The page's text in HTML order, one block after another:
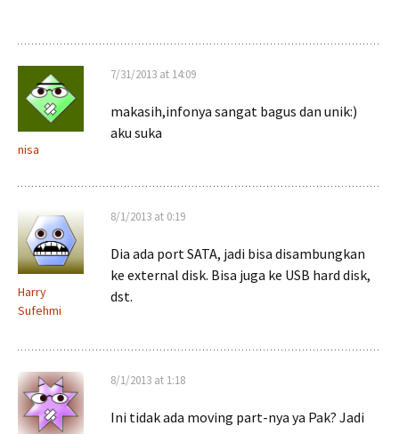
nisa
7/31/2013 at 14:09
makasih,infonya sangat bagus dan unik:)
aku suka
Harry
Sufehmi
8/1/2013 at 0:19
Dia ada port SATA, jadi bisa disambungkan
ke external disk. Bisa juga ke USB hard disk,
dst.
8/1/2013 at 1:18
Ini tidak ada moving part-nya ya Pak? Jadi